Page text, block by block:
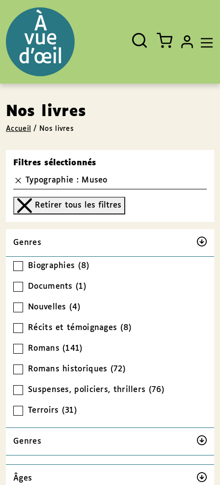
Fermer
Rechercher
un
livre,
un
auteur,
un
EAN
Nos livres
Accueil / Nos livres
Filtres sélectionnés
Typographie : Museo
Retirer tous les filtres
Genres
Biographies (8)
Documents (1)
Nouvelles (4)
Récits et témoignages (8)
Romans (141)
Romans historiques (72)
Suspenses, policiers, thrillers (76)
Terroirs (31)
Genres
Âges